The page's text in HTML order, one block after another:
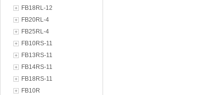
FB18RL-12
FB20RL-4
FB25RL-4
FB10RS-11
FB13RS-11
FB14RS-11
FB18RS-11
FB10R